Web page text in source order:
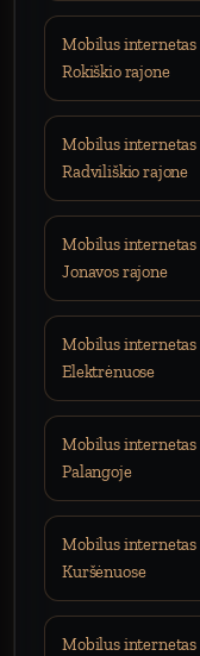
Mobilus internetas
Rokiškio rajone
Mobilus internetas
Radviliškio rajone
Mobilus internetas
Jonavos rajone
Mobilus internetas
Elektrėnuose
Mobilus internetas
Palangoje
Mobilus internetas
Kuršėnuose
Mobilus internetas